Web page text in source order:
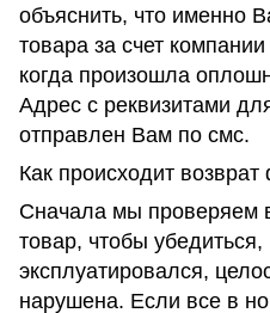
объяснить, что именно
товара за счет
когда произошла
Адрес с реквизитами
отправлен Вам по смс.
Как происходит
Сначала мы проверяем
товар, чтобы убедиться,
эксплуатировался,
нарушена. Если все в